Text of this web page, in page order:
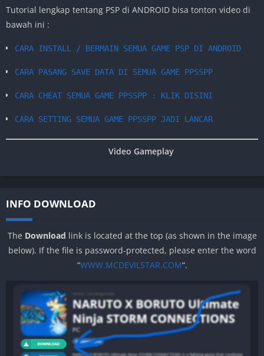
Tutorial lengkap tentang PSP di ANDROID bisa tonton video di
bawah ini :
CARA INSTALL / BERMAIN SEMUA GAME PSP DI ANDROID
CARA PASANG SAVE DATA DI SEMUA GAME PPSSPP
CARA CHEAT SEMUA GAME PPSSPP : KLIK DISINI
CARA SETTING SEMUA GAME PPSSPP JADI LANCAR
Video Gameplay
INFO DOWNLOAD
The Download link is located at the top (as shown in the image
below). If the file is password-protected, please enter the word
“WWW.MCDEVILSTAR.COM“.